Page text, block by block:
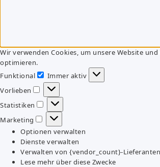
Wir verwenden Cookies, um unsere Website und
optimieren.
Funktional
Funktional
Immer aktiv
Vorlieben
Vorlieben
Statistiken
Statistiken
Marketing
Marketing
Optionen verwalten
Dienste verwalten
Verwalten von {vendor_count}-Lieferanten
Lese mehr über diese Zwecke